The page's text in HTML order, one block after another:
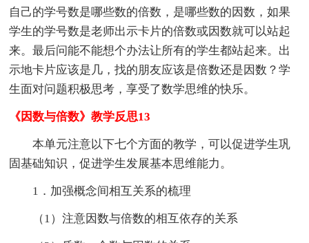
自己的学号数是哪些数的倍数，是哪些数的因数，如果
学生的学号数是老师出示卡片的倍数或因数就可以站起
来。最后问能不能想个办法让所有的学生都站起来。出
示地卡片应该是几，找的朋友应该是倍数还是因数？学
生面对问题积极思考，享受了数学思维的快乐。
《因数与倍数》教学反思13
本单元注意以下七个方面的教学，可以促进学生巩
固基础知识，促进学生发展基本思维能力。
1．加强概念间相互关系的梳理
（1）注意因数与倍数的相互依存的关系